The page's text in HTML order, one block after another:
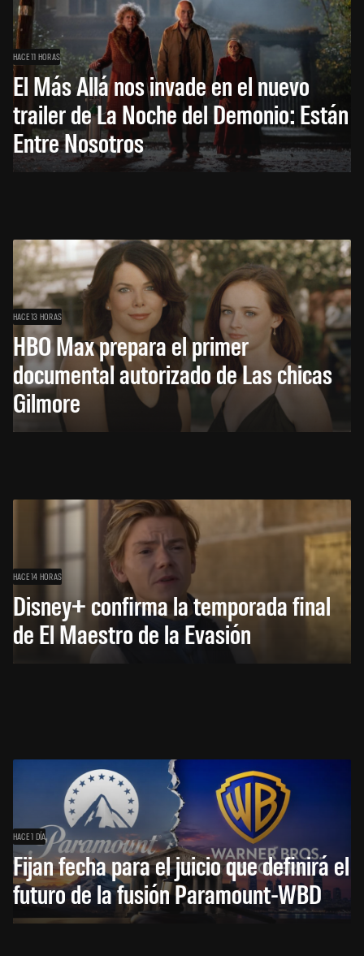
HACE 11 HORAS
El Más Allá nos invade en el nuevo
trailer de La Noche del Demonio: Están
Entre Nosotros
HACE 13 HORAS
HBO Max prepara el primer
documental autorizado de Las chicas
Gilmore
HACE 14 HORAS
Disney+ confirma la temporada final
de El Maestro de la Evasión
HACE 1 DÍA
Fijan fecha para el juicio que definirá el
futuro de la fusión Paramount-WBD